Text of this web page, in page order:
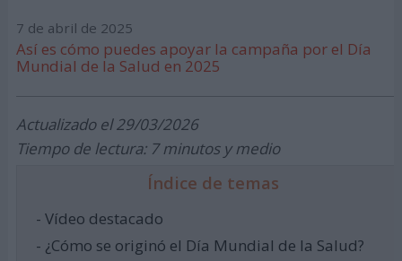
7 de abril de 2025
Así es cómo puedes apoyar la campaña por el Día
Mundial de la Salud en 2025
Actualizado el 29/03/2026
Tiempo de lectura: 7 minutos y medio
Índice de temas
- Vídeo destacado
- ¿Cómo se originó el Día Mundial de la Salud?